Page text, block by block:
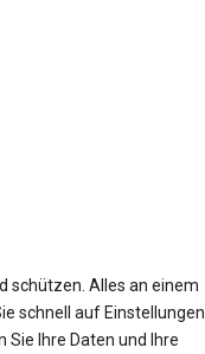
schützen. Alles an einem
schnell auf Einstellungen
Ihre Daten und Ihre